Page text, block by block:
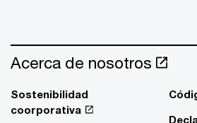
Acerca de nosotros
Sostenibilidad
coorporativa